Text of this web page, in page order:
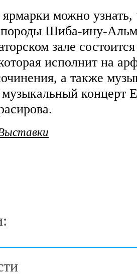
можно узнать,
Шиба-ину-
зале
исполнит на
а также
концерт